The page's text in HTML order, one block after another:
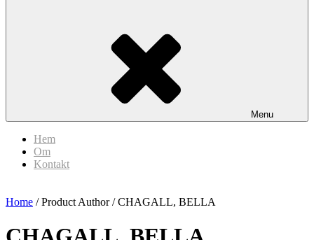
Menu
Hem
Om
Kontakt
Home / Product Author / CHAGALL, BELLA